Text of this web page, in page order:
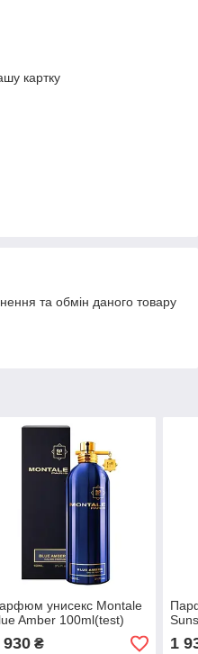
картку
та обмін даного товару
унисекс Montale
Amber 100ml(test)
930₴ 1